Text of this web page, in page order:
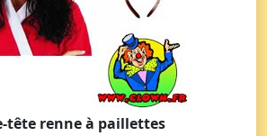
tête renne à paillettes